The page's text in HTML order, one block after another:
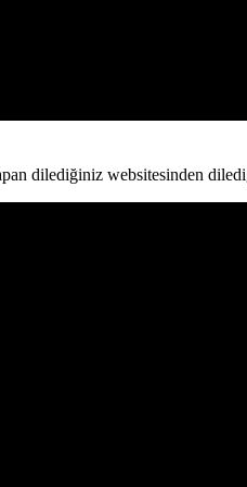
dilediğiniz websitesinden